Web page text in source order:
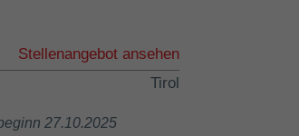
Stellenangebot ansehen
Tirol
27.10.2025